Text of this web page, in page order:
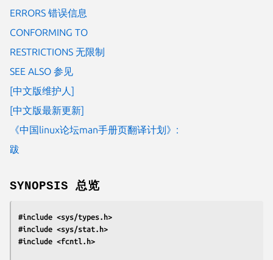
ERRORS 错误信息
CONFORMING TO
RESTRICTIONS 无限制
SEE ALSO 参见
[中文版维护人]
[中文版最新更新]
《中国linux论坛man手册页翻译计划》:
跋
SYNOPSIS 总览
#include <sys/types.h>
#include <sys/stat.h>
#include <fcntl.h>